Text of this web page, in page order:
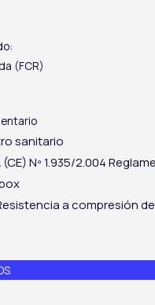
(FCR)
sanitario
(CE)Nº 1.935/2.004
a compresión de